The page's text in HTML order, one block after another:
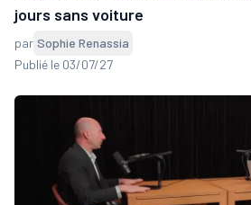
jours sans voiture
par Sophie Renassia
Publié le 03/07/27